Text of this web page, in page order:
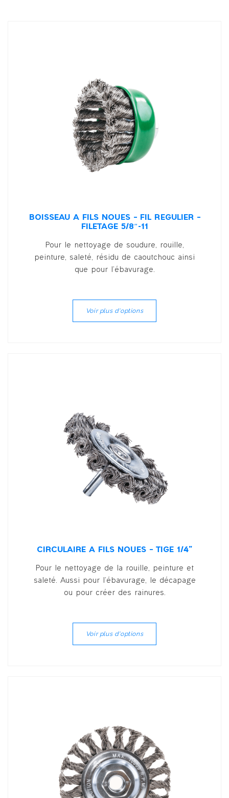
BOISSEAU À FILS NOUÉS – FIL RÉGULIER –
FILETAGE 5/8″-11
Pour le nettoyage de soudure, rouille,
peinture, saleté, résidu de caoutchouc ainsi
que pour l’ébavurage.
Voir plus d'options
CIRCULAIRE À FILS NOUÉS – TIGE 1/4”
Pour le nettoyage de la rouille, peinture et
saleté. Aussi pour l’ébavurage, le décapage
ou pour créer des rainures.
Voir plus d'options